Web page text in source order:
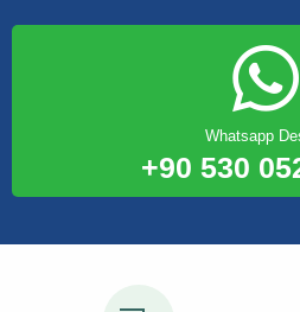
Whatsapp
+90 530